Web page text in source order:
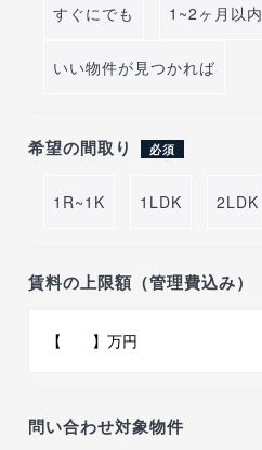
すぐにでも 1~2ヶ月以内
いい物件が見つかれば
希望の間取り 必須
1R~1K 1LDK 2LDK
賃料の上限額（管理費込み）
問い合わせ対象物件